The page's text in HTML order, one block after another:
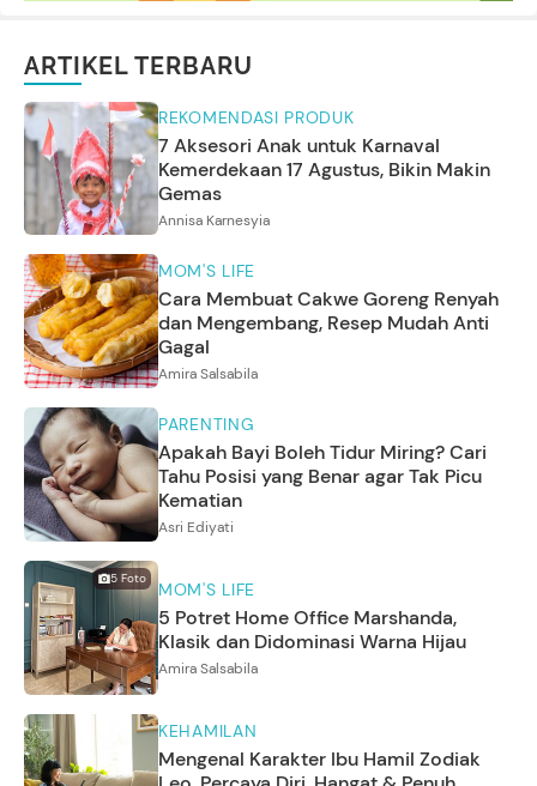
ARTIKEL TERBARU
REKOMENDASI PRODUK
7 Aksesori Anak untuk Karnaval
Kemerdekaan 17 Agustus, Bikin Makin
Gemas
Annisa Karnesyia
MOM'S LIFE
Cara Membuat Cakwe Goreng Renyah
dan Mengembang, Resep Mudah Anti
Gagal
Amira Salsabila
PARENTING
Apakah Bayi Boleh Tidur Miring? Cari
Tahu Posisi yang Benar agar Tak Picu
Kematian
Asri Ediyati
5 Foto MOM'S LIFE
5 Potret Home Office Marshanda,
Klasik dan Didominasi Warna Hijau
Amira Salsabila
KEHAMILAN
Mengenal Karakter Ibu Hamil Zodiak